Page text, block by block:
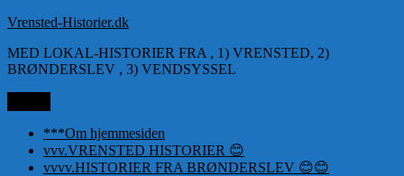
Videre
indhold
Vrensted-Historier.dk
MED LOKAL-HISTORIER FRA , 1) VRENSTED, 2)
BRØNDERSLEV , 3) VENDSYSSEL
***Om hjemmesiden
vvv.VRENSTED HISTORIER 😊
vvvv.HISTORIER FRA BRØNDERSLEV 😊😊